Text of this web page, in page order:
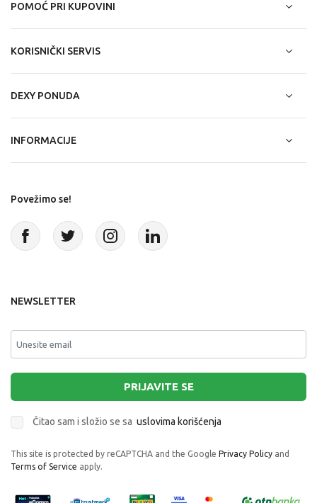
POMOĆ PRI KUPOVINI
KORISNIČKI SERVIS
DEXY PONUDA
INFORMACIJE
Povežimo se!
NEWSLETTER
PRIJAVITE SE
Čitao sam i složio se sa uslovima korišćenja
This site is protected by reCAPTCHA and the Google Privacy Policy and
Terms of Service apply.